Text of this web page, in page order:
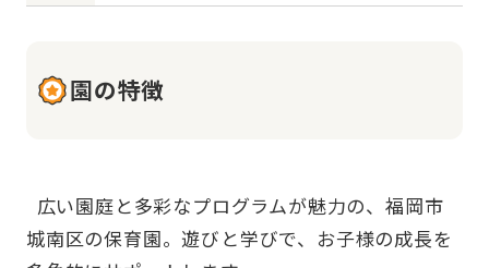
園の特徴
城南区の保育園。遊びと学びで、お子様の成長を